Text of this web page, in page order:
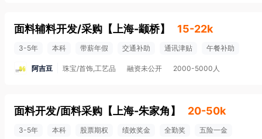
面料辅料开发/采购 【 上海-颛桥】 15-22k
3-5年 本科 带薪年假 交通补助 通讯津贴 午餐补助
阿吉豆 珠宝/首饰,工艺品 融资未公开 2000-5000人
面料开发/面料采购 【 上海-朱家角 】 20-50k
3-5年 本科 股票期权 绩效奖金 全勤奖 五险一金